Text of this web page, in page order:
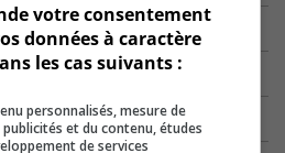
votre consentement
données à caractère
les cas suivants :
personnalisés, mesure de
et du contenu, études
de services